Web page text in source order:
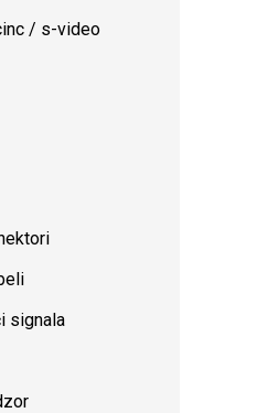
/ s-video
signala